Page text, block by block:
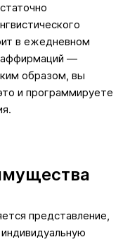
в ежедневном
аффирмаций —
образом, вы
и программируете
представление,